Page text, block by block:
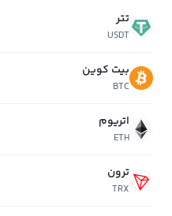
تتر
USDT
بیت کوین
BTC
اتریوم
ETH
ترون
TRX